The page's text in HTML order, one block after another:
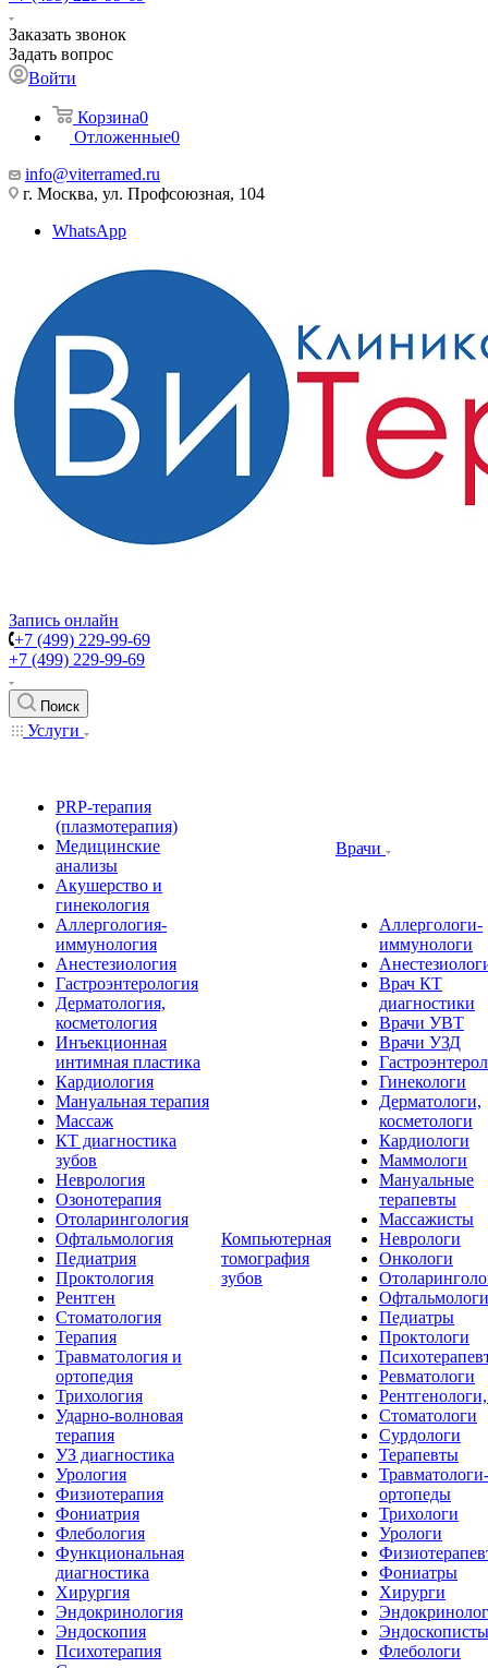
Заказать звонок
Задать вопрос
Войти
Корзина0
Отложенные0
info@viterramed.ru
г. Москва, ул. Профсоюзная, 104
WhatsApp
Запись онлайн
+7 (499) 229-99-69
+7 (499) 229-99-69
Поиск
Услуги
PRP-терапия
(плазмотерапия)
Медицинские
анализы
Акушерство и
гинекология
Аллергология-
иммунология
Анестезиология
Гастроэнтерология
Дерматология,
косметология
Инъекционная
интимная пластика
Кардиология
Мануальная терапия
Массаж
КТ диагностика
зубов
Неврология
Озонотерапия
Отоларингология
Офтальмология
Педиатрия
Проктология
Рентген
Стоматология
Терапия
Травматология и
ортопедия
Трихология
Ударно-волновая
терапия
УЗ диагностика
Урология
Физиотерапия
Фониатрия
Флебология
Функциональная
диагностика
Хирургия
Эндокринология
Эндоскопия
Психотерапия
Компьютерная
томография
зубов
Врачи
Аллергологи-
иммунологи
Врач КТ
диагностики
Врачи УВТ
Врачи УЗД
Гинекологи
Дерматологи,
косметологи
Кардиологи
Маммологи
Мануальные
терапевты
Массажисты
Неврологи
Онкологи
Офтальмологи
Педиатры
Проктологи
Ревматологи
Стоматологи
Сурдологи
Терапевты
Травматологи-
ортопеды
Трихологи
Урологи
Фониатры
Хирурги
Эндоскописты
Флебологи